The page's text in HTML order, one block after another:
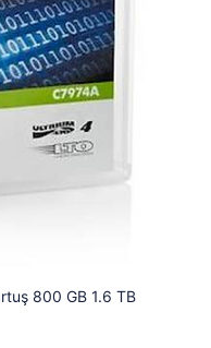
800 GB 1.6 TB